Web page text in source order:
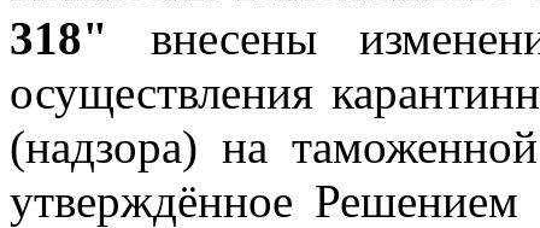
318" внесены
осуществления
(надзора) на
утверждённое